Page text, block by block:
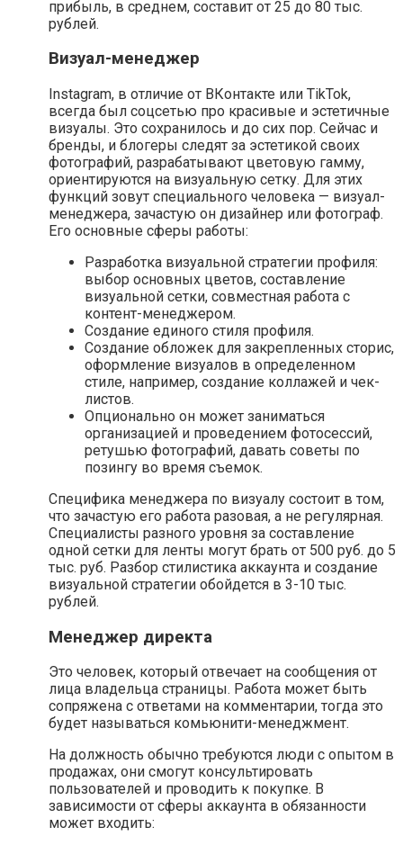
прибыль, в среднем, составит от 25 до 80 тыс.
рублей.
Визуал-менеджер
Instagram, в отличие от ВКонтакте или TikTok,
всегда был соцсетью про красивые и эстетичные
визуалы. Это сохранилось и до сих пор. Сейчас и
бренды, и блогеры следят за эстетикой своих
фотографий, разрабатывают цветовую гамму,
ориентируются на визуальную сетку. Для этих
функций зовут специального человека — визуал-
менеджера, зачастую он дизайнер или фотограф.
Его основные сферы работы:
Разработка визуальной стратегии профиля:
выбор основных цветов, составление
визуальной сетки, совместная работа с
контент-менеджером.
Создание единого стиля профиля.
Создание обложек для закрепленных сторис,
оформление визуалов в определенном
стиле, например, создание коллажей и чек-
листов.
Опционально он может заниматься
организацией и проведением фотосессий,
ретушью фотографий, давать советы по
позингу во время съемок.
Специфика менеджера по визуалу состоит в том,
что зачастую его работа разовая, а не регулярная.
Специалисты разного уровня за составление
одной сетки для ленты могут брать от 500 руб. до 5
тыс. руб. Разбор стилистика аккаунта и создание
визуальной стратегии обойдется в 3-10 тыс.
рублей.
Менеджер директа
Это человек, который отвечает на сообщения от
лица владельца страницы. Работа может быть
сопряжена с ответами на комментарии, тогда это
будет называться комьюнити-менеджмент.
На должность обычно требуются люди с опытом в
продажах, они смогут консультировать
пользователей и проводить к покупке. В
зависимости от сферы аккаунта в обязанности
может входить: